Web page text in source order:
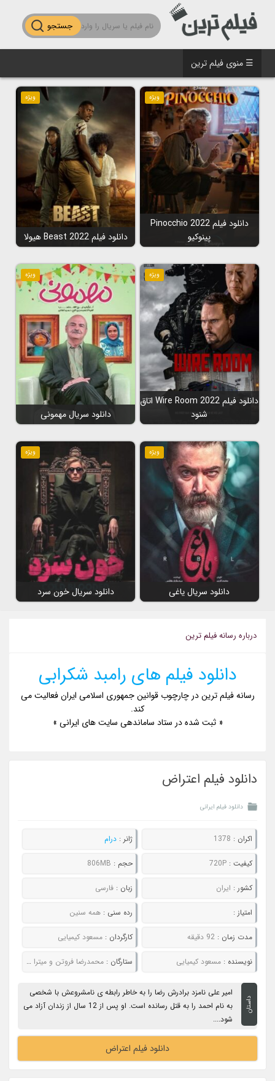
جستجو
☰ منوی فیلم ترین
ویژه
دانلود فیلم Pinocchio 2022
پینوکیو
ویژه
دانلود فیلم Beast 2022 هیولا
ویژه
دانلود فیلم Wire Room 2022 اتاق
شنود
ویژه
دانلود سریال مهمونی
ویژه
دانلود سریال یاغی
ویژه
دانلود سریال خون سرد
درباره رسانه فیلم ترین
دانلود فیلم های رامبد شکرابی
رسانه فیلم ترین در چارچوب قوانین جمهوری اسلامی ایران فعالیت می
کند.
« ثبت شده در ستاد ساماندهی سایت های ایرانی »
دانلود فیلم اعتراض
دانلود فیلم ایرانی
اکران : 1378 ژانر : درام
کیفیت :720P حجم : 806MB
کشور : ایران زبان : فارسی
امتیاز : رده سنی : همه سنین
مدت زمان :92 دقیقه کارگردان : مسعود کیمیایی
نویسنده :مسعود کیمیایی ستارگان : محمدرضا فروتن و میترا حجار
داستان
امیر علی نامزد برادرش رضا را به خاطر رابطه ی نامشروعش با شخصی
به نام احمد را به قتل رسانده است. او پس از 12 سال از زندان آزاد می
شود....
دانلود فیلم اعتراض